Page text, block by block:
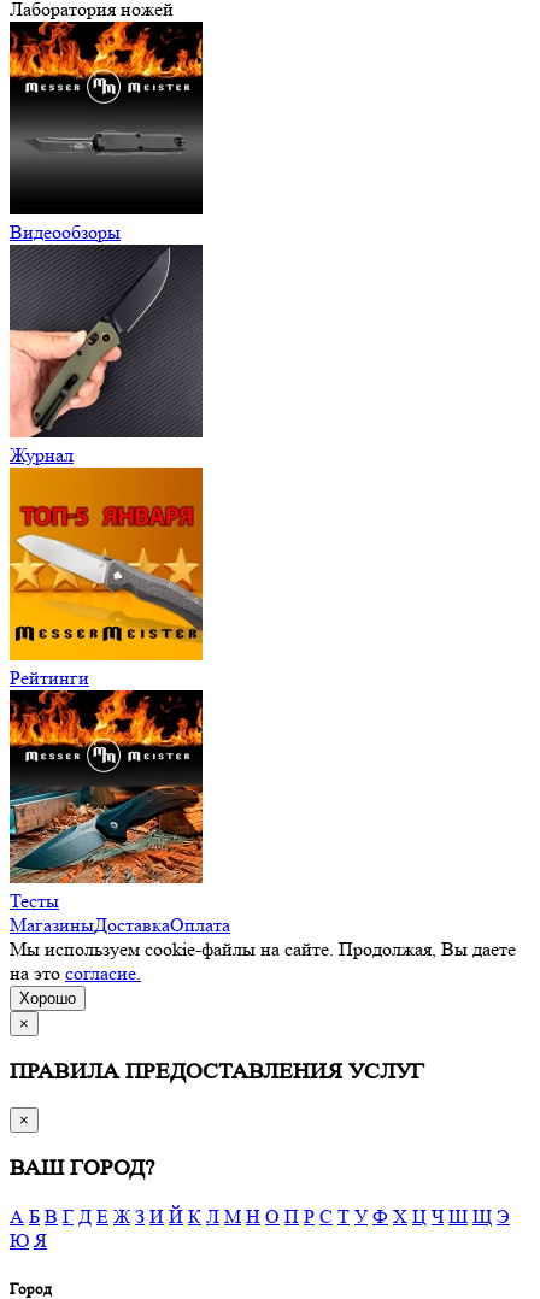
Лаборатория ножей
Видеообзоры
Журнал
Рейтинги
Тесты
МагазиныДоставкаОплата
Мы используем cookie-файлы на сайте. Продолжая, Вы даете
на это согласие.
Хорошо
×
ПРАВИЛА ПРЕДОСТАВЛЕНИЯ УСЛУГ
×
ВАШ ГОРОД?
А Б В Г Д Е Ж З И Й К Л М Н О П Р С Т У Ф Х Ц Ч Ш Щ Э
Ю Я
Город